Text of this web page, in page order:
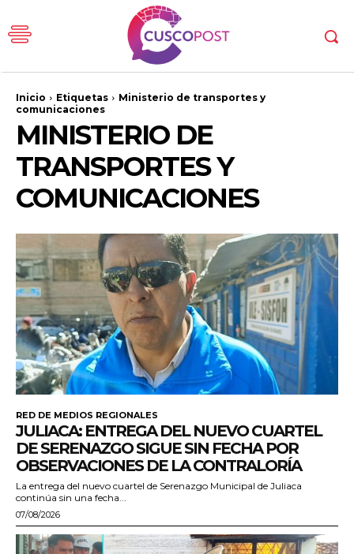
Inicio Etiquetas
Ministerio de transportes y
comunicaciones
MINISTERIO DE
TRANSPORTES Y
COMUNICACIONES
RED DE MEDIOS REGIONALES
JULIACA: ENTREGA DEL NUEVO CUARTEL
DE SERENAZGO SIGUE SIN FECHA POR
OBSERVACIONES DE LA CONTRALORÍA
La entrega del nuevo cuartel de Serenazgo Municipal de Juliaca
continúa sin una fecha...
07/08/2026